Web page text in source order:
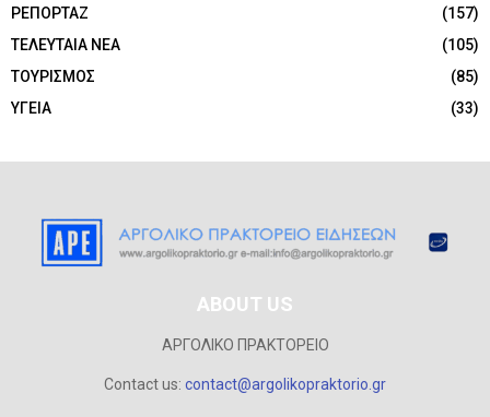
ΡΕΠΟΡΤΑΖ
(157)
ΤΕΛΕΥΤΑΙΑ ΝΕΑ
(105)
ΤΟΥΡΙΣΜΟΣ
(85)
ΥΓΕΙΑ
(33)
ABOUT US
ΑΡΓΟΛΙΚΟ ΠΡΑΚΤΟΡΕΙΟ
Contact us: contact@argolikopraktorio.gr